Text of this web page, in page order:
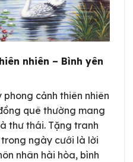
nhiên – Bình yên
cảnh thiên nhiên
quê thường mang
thư thái. Tặng tranh
ngày cưới là lời
nhân hài hòa, bình